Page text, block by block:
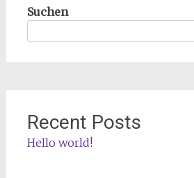
Suchen
Recent Posts
Hello world!